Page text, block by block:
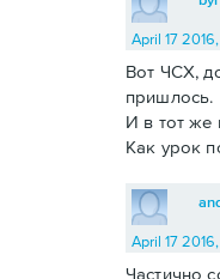
April 17
Вот ЧСХ,
пришлось.
И в тот же
Как урок
April 17
Частично